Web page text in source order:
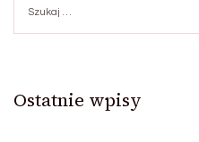
Ostatnie wpisy